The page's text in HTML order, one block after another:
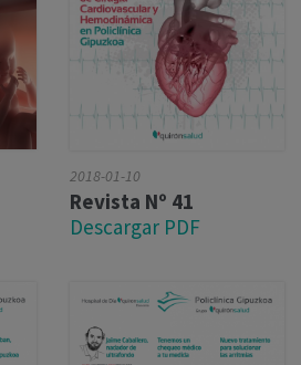
2018-01-10
Revista Nº 41
Descargar PDF